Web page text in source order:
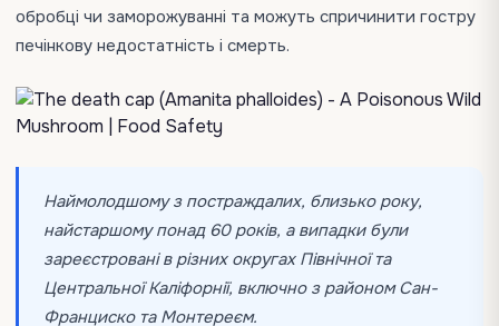
обробці чи заморожуванні та можуть спричинити гостру
печінкову недостатність і смерть.
Наймолодшому з постраждалих, близько року,
найстаршому понад 60 років, а випадки були
зареєстровані в різних округах Північної та
Центральної Каліфорнії, включно з районом Сан-
Франциско та Монтереєм.